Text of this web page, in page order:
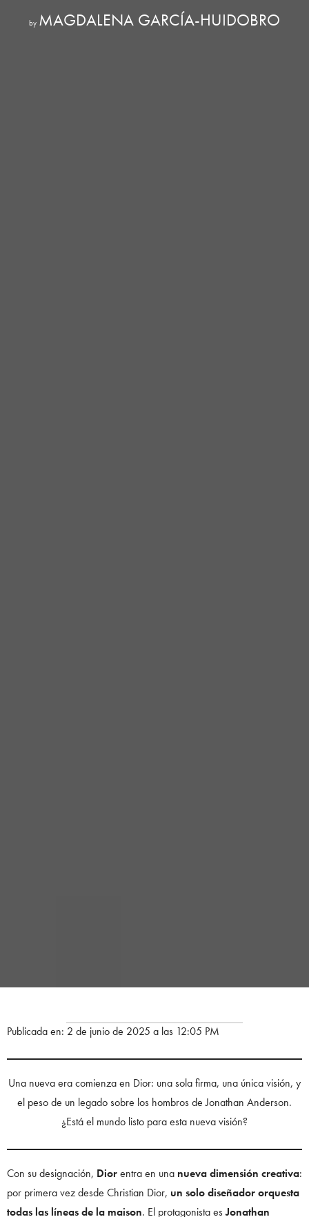
by MAGDALENA GARCÍA-HUIDOBRO
Publicada en: 2 de junio de 2025 a las 12:05 PM
Una nueva era comienza en Dior: una sola firma, una única visión, y
el peso de un legado sobre los hombros de Jonathan Anderson.
¿Está el mundo listo para esta nueva visión?
Con su designación, Diorentra en una nueva dimensión creativa:
por primera vez desde Christian Dior, un solo diseñador orquesta
todas las líneas de la maison. El protagonista esJonathan